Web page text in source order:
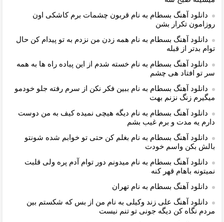
دانلود آهنگ بسطام به نام قربون چشمات برم کاشکی اون
روزامون تکرار بشن
دانلود آهنگ بسطام به نام همه زدن من نزدم به تو پیدام کن حال
توام بدتر از قبله
دانلود آهنگ بسطام به نام خسته شدم از این پیاده راه ها به همه
سر تو افتاد هی چشم
دانلود آهنگ بسطام به نام ببین فکر نکن از سرم رفته جلو خودمو
میگیرم زنگ نزنم بهت
دانلود آهنگ بسطام به نام دیگه هیچی نمیده کیف به من دوست
دارم یه مدت و برم غیب بشم
دانلود آهنگ بسطام به نام بغلم کن حتی تو خوابم شده شونتو
بالش بکن واسم خودت
دانلود آهنگ بسطام به نام میدونم دور توام آدم پره ولی قلبت
نمیتونه باهام قهر کنه
دانلود آهنگ بسطام به نام تهران
دانلود آهنگ علی زند وکیلی به نام من از بس كه شكستم بین
مردم نگاه كن دیگه جونى تو تنم نیست